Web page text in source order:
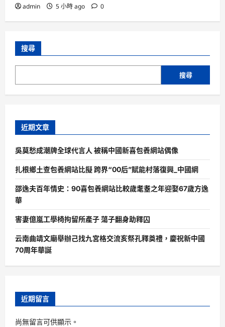
admin 5 小時 ago 0
搜尋
搜尋
近期文章
吳莫愁成潮牌全球代言人 被稱中國新喜包養網站偶像
扎根鄉土查包養網站比擬 跨界“00后”賦能村落復興_中國網
邵逸夫百年情史：90喜包養網站比較歲耄耋之年迎娶67歲方逸
華
害妻億嵐工學椅拘留所產子 蕩子翻身助釋囚
云南曲靖文廟舉辦己找九宮格交流亥祭孔釋奠禮，慶祝新中國
70周年華誕
近期留言
尚無留言可供顯示。